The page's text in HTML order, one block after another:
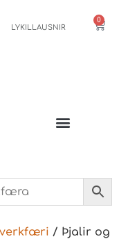
LYKILLAUSNIR
0
/ Þjalir og